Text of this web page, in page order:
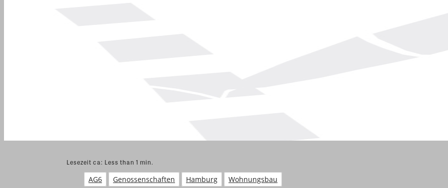
Lesezeit ca: Less than 1 min.
AG6 Genossenschaften Hamburg Wohnungsbau